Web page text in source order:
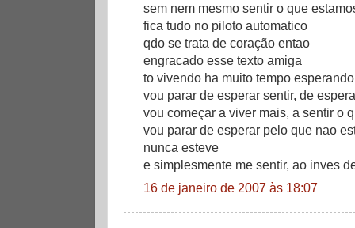
sem nem mesmo sentir o que
fica tudo no piloto automatico
qdo se trata de coração entao
engracado esse texto amiga
to vivendo ha muito tempo
vou parar de esperar sentir, de
vou começar a viver mais, a sentir o
vou parar de esperar pelo que nao
nunca esteve
e simplesmente me sentir, ao inves
16 de janeiro de 2007 às 18:07